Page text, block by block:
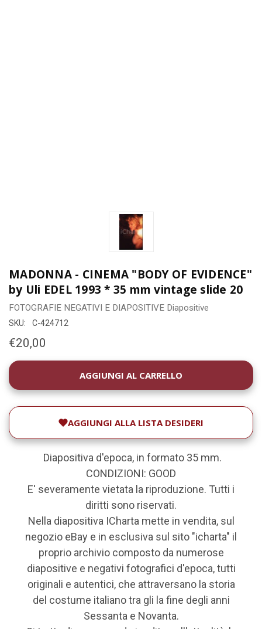
MADONNA - CINEMA "BODY OF EVIDENCE"
by Uli EDEL 1993 * 35 mm vintage slide 20
FOTOGRAFIE NEGATIVI E DIAPOSITIVE Diapositive
SKU: C-424712
€20,00
DISPONIBILITÀ
ATTUALE:
AGGIUNGI ALLA LISTA DESIDERI
Diapositiva d'epoca, in formato 35 mm.
CONDIZIONI: GOOD
E' severamente vietata la riproduzione. Tutti i
diritti sono riservati.
Nella diapositiva ICharta mette in vendita, sul
negozio eBay e in esclusiva sul sito "icharta" il
proprio archivio composto da numerose
diapositive e negativi fotografici d'epoca, tutti
originali e autentici, che attraversano la storia
del costume italiano tra gli la fine degli anni
Sessanta e Novanta.